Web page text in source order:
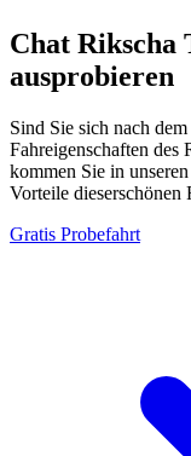
Chat Rikscha
ausprobieren
Sind Sie sich nach
Fahreigenschaften des
kommen Sie in
Vorteile dieserschönen
Gratis Probefahrt